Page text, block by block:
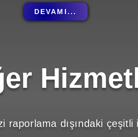
DEVAMI...
raporlama dışındaki